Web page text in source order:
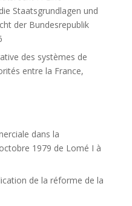
Staatsgrundlagen und
der Bundesrepublik
des systèmes de
entre la France,
dans la
1979 de Lomé I à
de la réforme de la